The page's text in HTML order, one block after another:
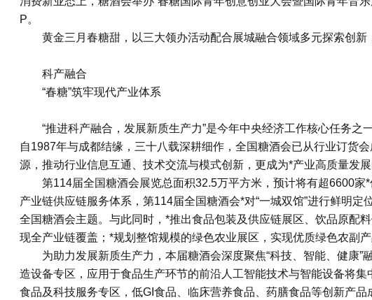
P。
黄金三月春糖甜，以三大领办活动配合展城融合领域多元探索创新
科产融合
“春糖”筑牢现代产业体系
“推进科产融合，发展新质生产力”是今年中央经济工作核心任务之
自1987年与成都结缘，三十八载深耕细作，全国糖酒会已从行业订货
源，推动行业信息互通、技术交流与模式创新，更成为*产业高质量发展
第114届全国糖酒会展览总面积32.5万平方米，预计将有超6600
产业链供应链服务体系，第114届全国糖酒会*对“一城双馆”进行鲜明定
全国糖酒会主题。与此同时，*推出食品包装及供应链展区、饮品原配
现全产业链覆盖；*规划整馆规模的绿色农业展区，实现优质绿色农副
为助力发展新质生产力，本届糖酒会深度聚焦“科技、智能、健康”
造设备专区，应用于食品生产环节的前沿人工智能技术与智能设备将
食品及科技服务专区，低GI食品、临床营养食品、药膳食品等创新产品